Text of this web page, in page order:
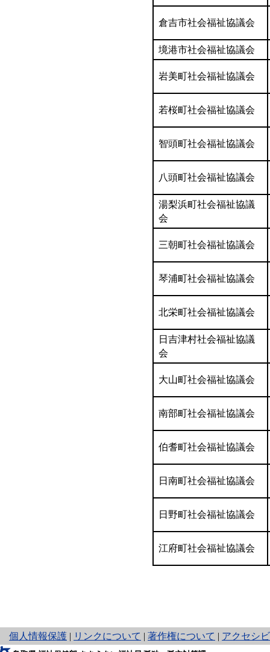
倉吉市社会福祉協議会
境港市社会福祉協議会
岩美町社会福祉協議会
若桜町社会福祉協議会
智頭町社会福祉協議会
八頭町社会福祉協議会
湯梨浜町社会福祉協議
会
三朝町社会福祉協議会
琴浦町社会福祉協議会
北栄町社会福祉協議会
日吉津村社会福祉協議
会
大山町社会福祉協議会
南部町社会福祉協議会
伯耆町社会福祉協議会
日南町社会福祉協議会
日野町社会福祉協議会
江府町社会福祉協議会
個人情報保護 | と
り
リンクについて | 著作権について | アクセシ